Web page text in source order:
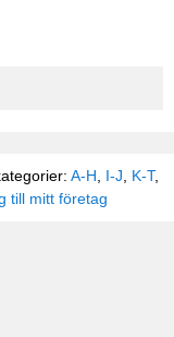
A-H I-J K-T,
till mitt företag